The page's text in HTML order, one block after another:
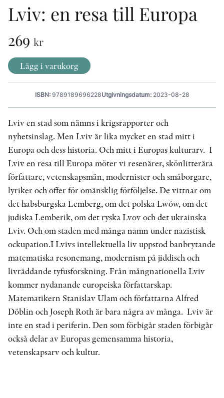
KONTAKT
Lviv: en resa till Europa
269 kr
Lägg i varukorg
ISBN:9789189696228Utgivningsdatum:2023-08-28
Lviv en stad som nämns i krigsrapporter och
nyhetsinslag. Men Lviv är lika mycket en stad mitt i
Europa och dess historia. Och mitt i Europas kulturarv. I
Lviv en resa till Europa möter vi resenärer, skönlitterära
författare, vetenskapsmän, modernister och småborgare,
lyriker och offer för omänsklig förföljelse. De vittnar om
det habsburgska Lemberg, om det polska Lwów, om det
judiska Lemberik, om det ryska Lvov och det ukrainska
Lviv. Och om staden med många namn under nazistisk
ockupation.I Lvivs intellektuella liv uppstod banbrytande
matematiska resonemang, modernism på jiddisch och
livräddande tyfusforskning. Från mångnationella Lviv
kommer nydanande europeiska författarskap.
Matematikern Stanislav Ulam och författarna Alfred
Döblin och Joseph Roth är bara några av många. Lviv är
inte en stad i periferin. Den som förbigår staden förbigår
också delar av Europas gemensamma historia,
vetenskapsarv och kultur.